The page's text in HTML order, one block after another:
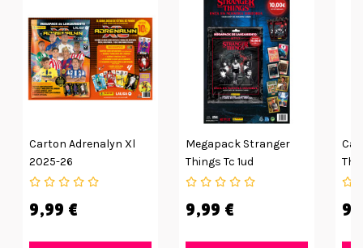
Carton Adrenalyn Xl
2025-26
9,99 €
Megapack Stranger
Things Tc 1ud
9,99 €